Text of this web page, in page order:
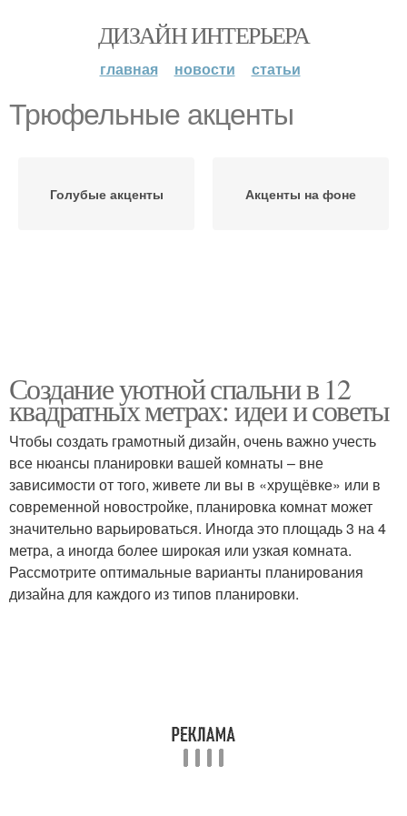
ДИЗАЙН ИНТЕРЬЕРА
главная новости статьи
Трюфельные акценты
Голубые акценты Акценты на фоне
Создание уютной спальни в 12
квадратных метрах: идеи и советы
Чтобы создать грамотный дизайн, очень важно учесть
все нюансы планировки вашей комнаты – вне
зависимости от того, живете ли вы в «хрущёвке» или в
современной новостройке, планировка комнат может
значительно варьироваться. Иногда это площадь 3 на 4
метра, а иногда более широкая или узкая комната.
Рассмотрите оптимальные варианты планирования
дизайна для каждого из типов планировки.